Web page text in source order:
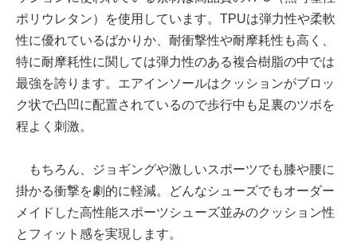
ポリウレタン）を使用しています。TPUは弾力性や柔軟
性に優れているばかりか、耐衝撃性や耐摩耗性も高く、
特に耐摩耗性に関しては弾力性のある複合樹脂の中では
最強を誇ります。エアインソールはクッションがブロッ
ク状で凸凹に配置されているので歩行中も足裏のツボを
程よく刺激。
もちろん、ジョギングや激しいスポーツでも膝や腰に
掛かる衝撃を劇的に軽減。どんなシューズでもオーダー
メイドした高性能スポーツシューズ並みのクッション性
とフィット感を実現します。